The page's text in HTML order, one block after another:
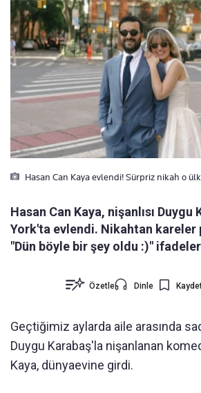
Hasan Can Kaya evlendi! Sürpriz nikah o
Hasan Can Kaya, nişanlısı Duygu
York'ta evlendi. Nikahtan kareler
"Dün böyle bir şey oldu :)"
Özetle Dinle
Geçtiğimiz aylarda aile arasında
Duygu Karabaş'la nişanlanan
Kaya, dünyaevine girdi.